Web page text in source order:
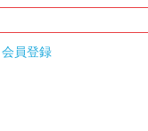
会員登録